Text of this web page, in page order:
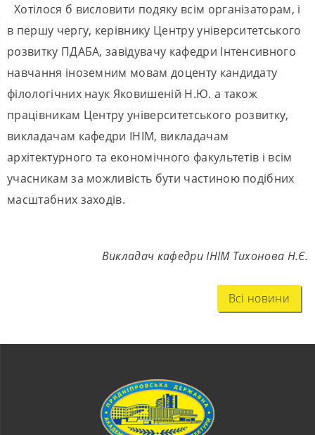
Хотілося б висловити подяку всім організаторам, і
в першу чергу, керівнику Центру університетського
розвитку ПДАБА, завідувачу кафедри Інтенсивного
навчання іноземним мовам доценту кандидату
філологічних наук Яковишеній Н.Ю. а також
працівникам Центру університетського розвитку,
викладачам кафедри ІНІМ, викладачам
архітектурного та економічного факультетів і всім
учасникам за можливість бути частиною подібних
масштабних заходів.
Викладач кафедри ІНІМ Тихонова Н.Є.
Всі новини